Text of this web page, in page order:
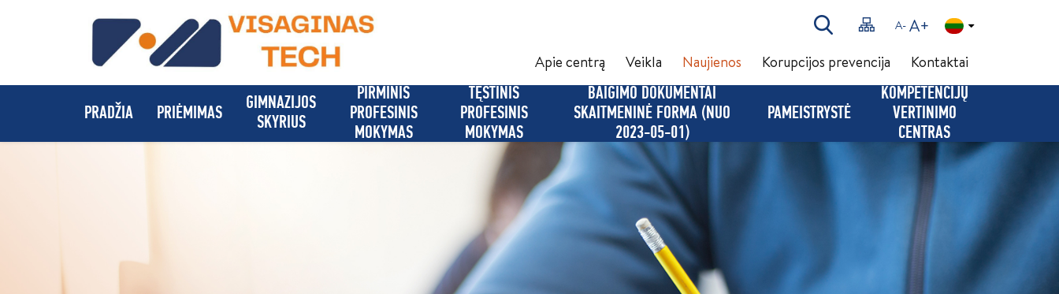
A- A+
PRADŽIA PRIĖMIMAS
GIMNAZIJOS
SKYRIUS
PIRMINIS
PROFESINIS
MOKYMAS
TĘSTINIS
PROFESINIS
MOKYMAS
BAIGIMO DOKUMENTAI
SKAITMENINĖ FORMA (NUO
2023-05-01)
PAMEISTRYSTĖ
KOMPETENCIJŲ
VERTINIMO
CENTRAS
Apie centrą Veikla Naujienos Korupcijos prevencija Kontaktai